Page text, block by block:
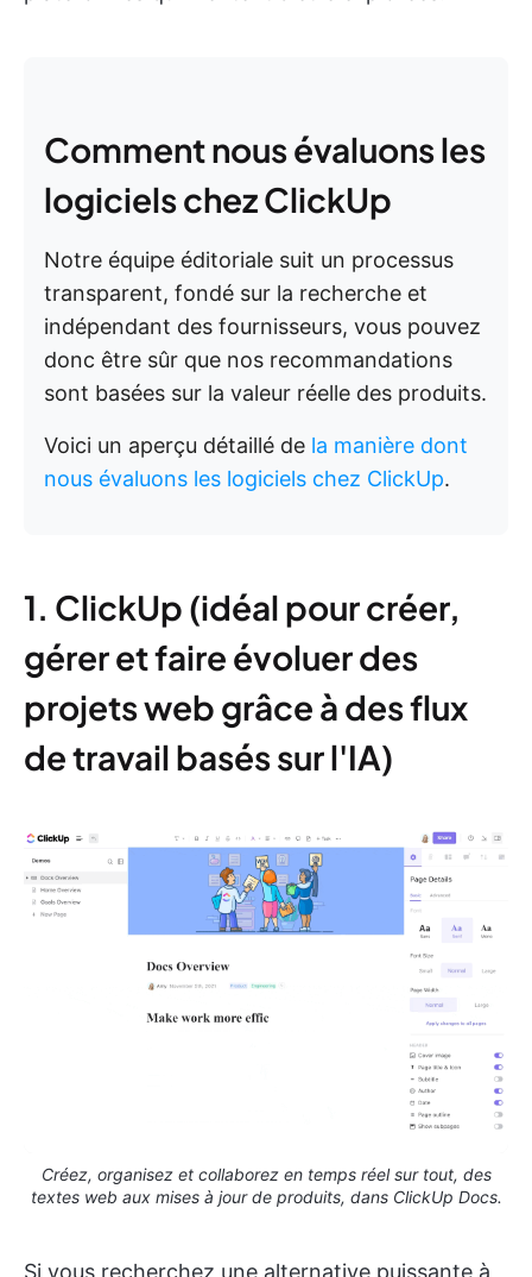
Comment nous évaluons les
logiciels chez ClickUp
Notre équipe éditoriale suit un processus
transparent, fondé sur la recherche et
indépendant des fournisseurs, vous pouvez
donc être sûr que nos recommandations
sont basées sur la valeur réelle des produits.
Voici un aperçu détaillé de la manière dont
nous évaluons les logiciels chez ClickUp.
1. ClickUp (idéal pour créer,
gérer et faire évoluer des
projets web grâce à des flux
de travail basés sur l'IA)
Créez, organisez et collaborez en temps réel sur tout, des
textes web aux mises à jour de produits, dans ClickUp Docs.
Si vous recherchez une alternative puissante à